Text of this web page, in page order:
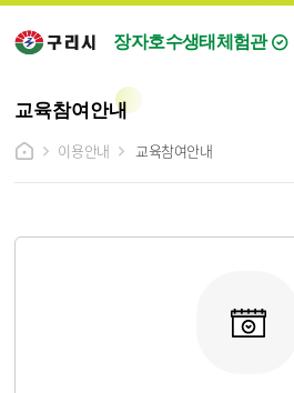
장자호수생태체험관
교육참여안내
이용안내
교육참여안내